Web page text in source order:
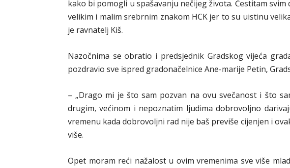
kako bi pomogli u spašavanju nečijeg života. Čestitam
velikim i malim srebrnim znakom HCK jer to su uistinu
je ravnatelj Kiš.
Nazočnima se obratio i predsjednik Gradskog vijeća
pozdravio sve ispred gradonačelnice Ane-marije Petin,
– „Drago mi je što sam pozvan na ovu svečanost i što
drugim, većinom i nepoznatim ljudima dobrovoljno
vremenu kada dobrovoljni rad nije baš previše cijenjen i
više.
Opet moram reći nažalost u ovim vremenima sve više